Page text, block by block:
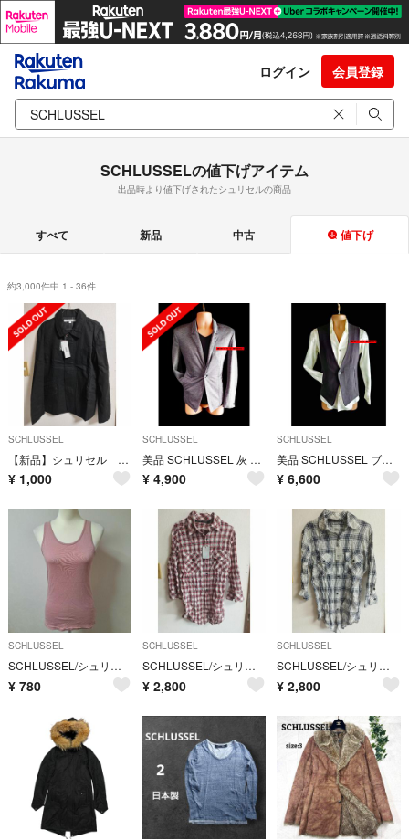
ログイン 会員登録
SCHLUSSELの値下げアイテム
出品時より値下げされたシュリセルの商品
すべて 新品 中古 値下げ
約3,000件中 1 - 36件
SCHLUSSEL
【新品】シュリセル 黒 ジャケット LL-⑥
¥ 1,000
SCHLUSSEL
美品 SCHLUSSEL 灰 ナローラペル テーラードジャケット シュリセル M
¥ 4,900
SCHLUSSEL
美品 SCHLUSSEL ブラック ベスト 黒 2 シュリセル ジレ スーツ M
¥ 6,600
SCHLUSSEL
SCHLUSSEL/シュリセル カップ無 タンクトップ【L】
¥ 780
SCHLUSSEL
SCHLUSSEL/シュリセル 赤×白×青チェック七分袖シャツ XS
¥ 2,800
SCHLUSSEL
SCHLUSSEL/シュリセル 白×青チェック七分袖シャツ XS
¥ 2,800